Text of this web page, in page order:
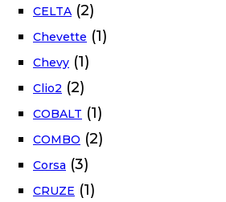
CELTA (2)
Chevette (1)
Chevy (1)
Clio2 (2)
COBALT (1)
COMBO (2)
Corsa (3)
CRUZE (1)